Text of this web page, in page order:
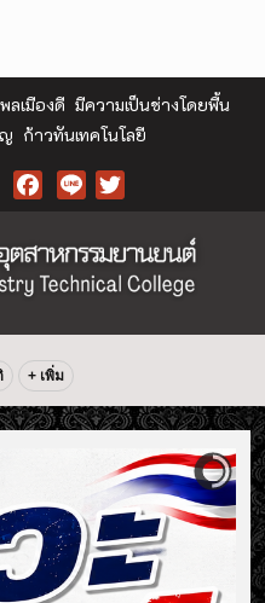
ลเมืองดี มีความเป็นช่างโดยพื้น
ก้าวทันเทคโนโลยี
+ เพิ่ม